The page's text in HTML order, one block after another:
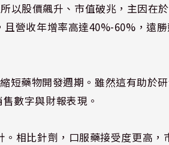
以股價飆升、市值破兆，主因在
營收年增率高達40%-60%，遠
短藥物開發週期。雖然這有助於研
數字與財報表現。
相比針劑，口服藥接受度更高，